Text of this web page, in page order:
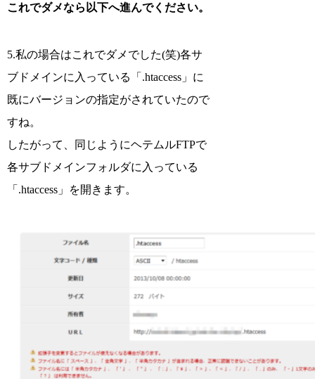
これでダメなら以下へ進んでください。
5.私の場合はこれでダメでした(笑)各サ
ブドメインに入っている「.htaccess」に
既にバージョンの指定がされていたので
すね。
したがって、同じようにヘテムルFTPで
各サブドメインフォルダに入っている
「.htaccess」を開きます。